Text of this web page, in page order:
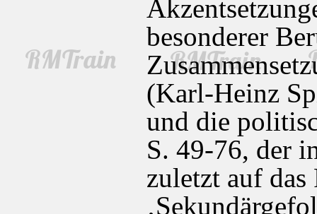
besonderer
(Karl-Heinz
und die
S. 49-76, der
zuletzt auf das